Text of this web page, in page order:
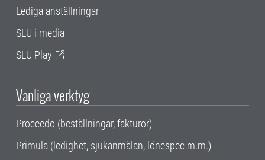
Lediga anställningar
SLU i media
SLU Play
Vanliga verktyg
Proceedo (beställningar, fakturor)
Primula (ledighet, sjukanmälan, lönespec m.m.)